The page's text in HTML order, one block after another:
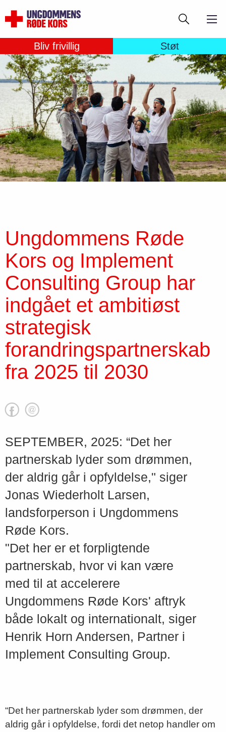
til
hovedindhold
Søg
Bliv frivillig Støt
Ungdommens Røde
Kors og Implement
Consulting Group har
indgået et ambitiøst
strategisk
forandringspartnerskab
fra 2025 til 2030
SEPTEMBER, 2025: “Det her
partnerskab lyder som drømmen,
der aldrig går i opfyldelse," siger
Jonas Wiederholt Larsen,
landsforperson i Ungdommens
Røde Kors.
"Det her er et forpligtende
partnerskab, hvor vi kan være
med til at accelerere
Ungdommens Røde Kors' aftryk
både lokalt og internationalt, siger
Henrik Horn Andersen, Partner i
Implement Consulting Group.
“Det her partnerskab lyder som drømmen, der
aldrig går i opfyldelse, fordi det netop handler om